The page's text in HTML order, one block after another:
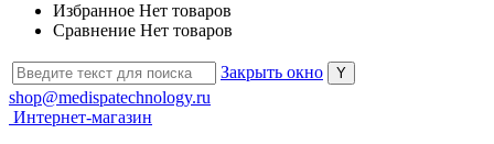
Избранное Нет товаров
Сравнение Нет товаров
Закрыть окно
shop@medispatechnology.ru
Интернет-магазин